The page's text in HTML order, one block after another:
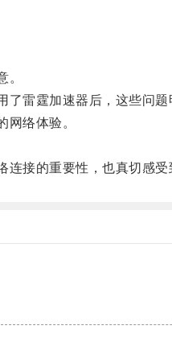
。
雷霆加速器后，这些问题
络体验。
的重要性，也真切感受